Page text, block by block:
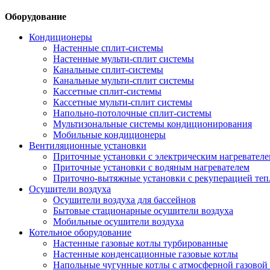
Оборудование
Кондиционеры
Настенные сплит-системы
Настенные мульти-сплит системы
Канальные сплит-системы
Канальные мульти-сплит системы
Кассетные сплит-системы
Кассетные мульти-сплит системы
Напольно-потолочные сплит-системы
Мультизональные системы кондиционирования
Мобильные кондиционеры
Вентиляционные установки
Приточные установки с электрическим
Приточные установки с водяным нагревателем
Приточно-вытяжные установки с рекуперацией
Осушители воздуха
Осушители воздуха для бассейнов
Бытовые стационарные осушители воздуха
Мобильные осушители воздуха
Котельное оборудование
Настенные газовые котлы турбированные
Настенные конденсационные газовые котлы
Напольные чугунные котлы с атмосферной газовой